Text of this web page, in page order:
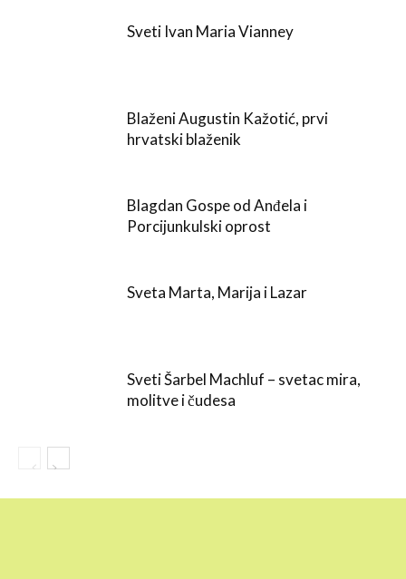
Sveti Ivan Maria Vianney
Blaženi Augustin Kažotić, prvi
hrvatski blaženik
Blagdan Gospe od Anđela i
Porcijunkulski oprost
Sveta Marta, Marija i Lazar
Sveti Šarbel Machluf – svetac mira,
molitve i čudesa